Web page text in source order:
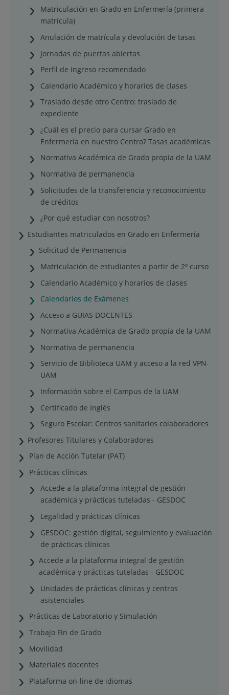
Matriculación en Grado en Enfermería (primera
matrícula)
Anulación de matrícula y devolución de tasas
Jornadas de puertas abiertas
Perfil de ingreso recomendado
Calendario Académico y horarios de clases
Traslado desde otro Centro: traslado de
expediente
¿Cuál es el precio para cursar Grado en
Enfermería en nuestro Centro? Tasas académicas
Normativa Académica de Grado propia de la UAM
Normativa de permanencia
Solicitudes de la transferencia y reconocimiento
de créditos
¿Por qué estudiar con nosotros?
Estudiantes matriculados en Grado en Enfermería
Solicitud de Permanencia
Matriculación de estudiantes a partir de 2º curso
Calendario Académico y horarios de clases
Calendarios de Exámenes
Acceso a GUIAS DOCENTES
Normativa Académica de Grado propia de la UAM
Normativa de permanencia
Servicio de Biblioteca UAM y acceso a la red VPN-
UAM
Información sobre el Campus de la UAM
Certificado de Inglés
Seguro Escolar: Centros sanitarios colaboradores
Profesores Titulares y Colaboradores
Plan de Acción Tutelar (PAT)
Prácticas clínicas
Accede a la plataforma integral de gestión
académica y prácticas tuteladas - GESDOC
Legalidad y prácticas clínicas
GESDOC: gestión digital, seguimiento y evaluación
de prácticas clínicas
Accede a la plataforma integral de gestión
académica y prácticas tuteladas - GESDOC
Unidades de prácticas clínicas y centros
asistenciales
Prácticas de Laboratorio y Simulación
Trabajo Fin de Grado
Movilidad
Materiales docentes
Plataforma on-line de idiomas